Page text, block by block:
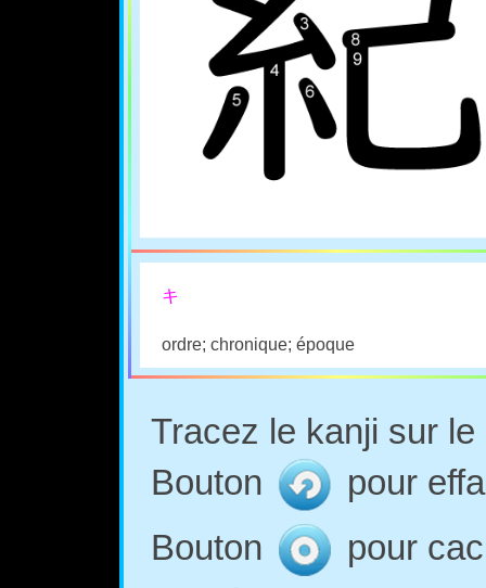
キ
ordre; chronique; époque
Tracez le kanji sur
Bouton
pour
Bouton
pour